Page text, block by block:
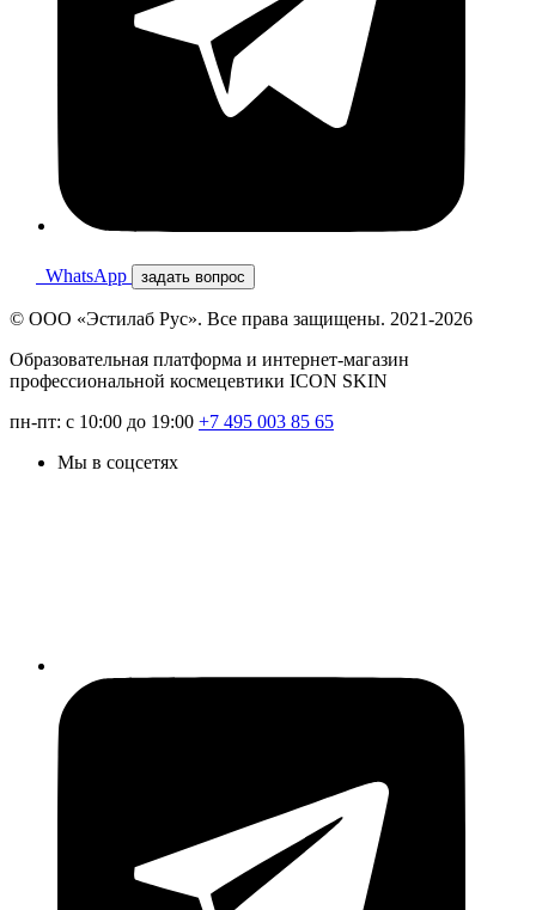
WhatsApp задать вопрос
© ООО «Эстилаб Рус». Все права защищены. 2021-2026
Образовательная платформа и интернет-магазин
профессиональной космецевтики ICON SKIN
пн-пт: с 10:00 до 19:00 +7 495 003 85 65
Мы в соцсетях